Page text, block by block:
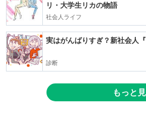
リ・大学生リカの物語
社会人ライフ
実はがんばりすぎ？新社会人
診断
もっと